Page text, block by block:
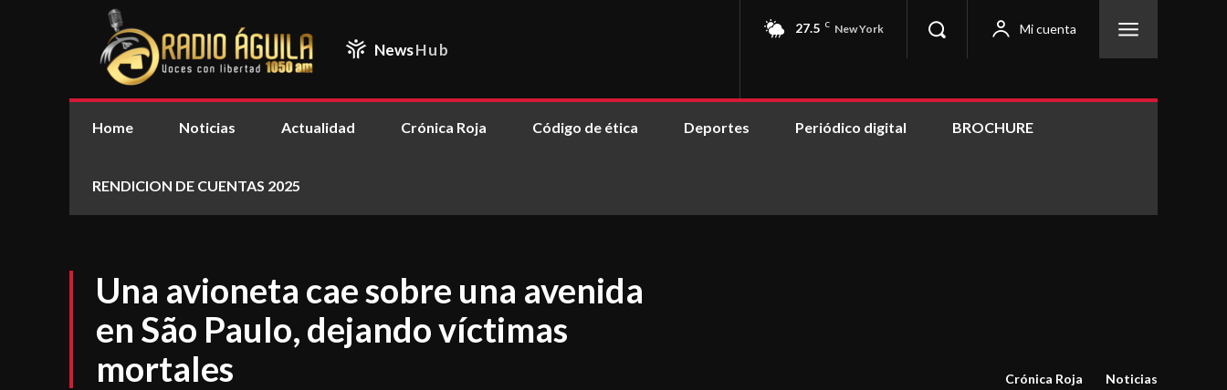
NewsHub
27.5 C New York Mi cuenta
Home Noticias Actualidad Crónica Roja Código de ética Deportes Periódico digital BROCHURE
RENDICION DE CUENTAS 2025
Una avioneta cae sobre una avenida
en São Paulo, dejando víctimas
mortales
Crónica Roja Noticias